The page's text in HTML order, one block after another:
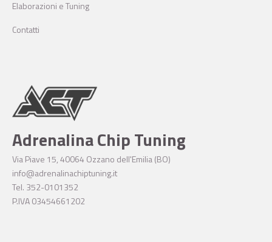
Adrenalina Chip Tuning
Via Piave 15, 40064 Ozzano dell'Emilia (BO)
info@adrenalinachiptuning.it
Tel. 352-0101352
P.IVA 03454661202
Elaborazioni e Tuning
Contatti